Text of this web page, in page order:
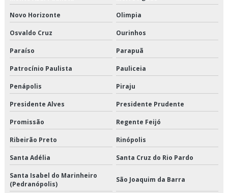
Transporte de climatizados em são paulo
Transporte de climatizados preço
Transporte de climatizados valor
Transporte de congelados
Transporte de congelados em são paulo
Transporte de congelados em sp
Transporte de congelados preço
Novo Horizonte Olimpia
Osvaldo Cruz Ourinhos
Paraíso Parapuã
Patrocínio Paulista Pauliceia
Penápolis Piraju
Presidente Alves Presidente Prudente
Promissão Regente Feijó
Ribeirão Preto Rinópolis
Santa Adélia Santa Cruz do Rio Pardo
Santa Isabel do Marinheiro
(Pedranópolis)
São Joaquim da Barra